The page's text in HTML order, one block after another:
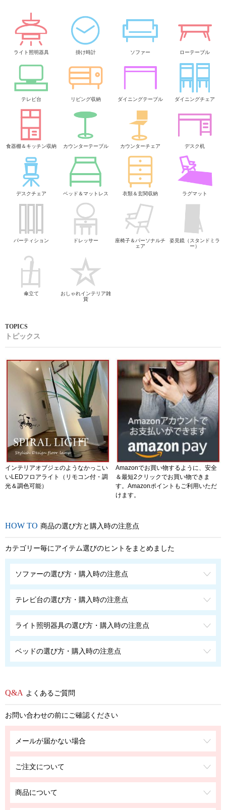
ライト照明器具 掛け時計 ソファー ローテーブル
テレビ台 リビング収納 ダイニングテーブル ダイニングチェア
食器棚＆キッチン収納 カウンターテーブル カウンターチェア デスク机
デスクチェア ベッド＆マットレス 衣類＆玄関収納 ラグマット
パーティション ドレッサー
座椅子＆パーソナルチ
ェア
姿見鏡（スタンドミラ
ー）
傘立て
おしゃれインテリア雑
貨
トピックス
インテリアオブジェのようなかっこい
いLEDフロアライト（リモコン付・調
光＆調色可能）
Amazonでお買い物するように、安全
＆最短2クリックでお買い物できま
す。Amazonポイントもご利用いただ
けます。
商品の選び方と購入時の注意点
カテゴリー毎にアイテム選びのヒントをまとめました
ソファーの選び方・購入時の注意点
テレビ台の選び方・購入時の注意点
ライト照明器具の選び方・購入時の注意点
ベッドの選び方・購入時の注意点
よくあるご質問
お問い合わせの前にご確認ください
メールが届かない場合
ご注文について
商品について